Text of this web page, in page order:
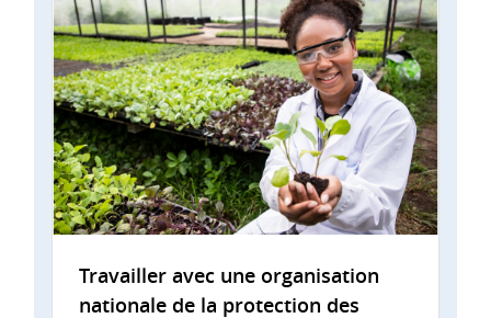
Travailler avec une organisation
nationale de la protection des